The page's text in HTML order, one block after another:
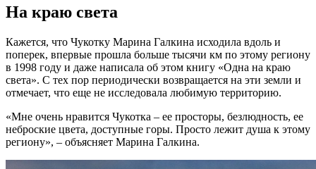
На краю света
Кажется, что Чукотку Марина Галкина исходила вдоль и
поперек, впервые прошла больше тысячи км по этому региону
в 1998 году и даже написала об этом книгу «Одна на краю
света». С тех пор периодически возвращается на эти земли и
отмечает, что еще не исследовала любимую территорию.
«Мне очень нравится Чукотка – ее просторы, безлюдность, ее
неброские цвета, доступные горы. Просто лежит душа к этому
региону», – объясняет Марина Галкина.